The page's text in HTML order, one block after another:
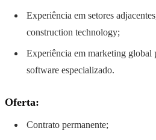
Experiência em setores
construction technology;
Experiência em marketing global
software especializado.
Oferta:
Contrato permanente;